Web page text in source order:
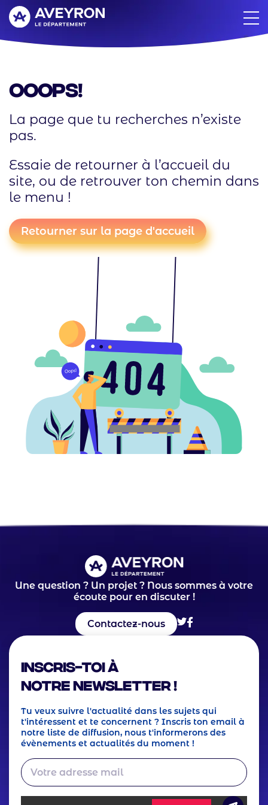
Aller
au
contenu
principal
Ooops!
La page que tu recherches n’existe
pas.
Essaie de retourner à l’accueil du
site, ou de retrouver ton chemin dans
le menu !
Retourner sur la page d'accueil
Une question ? Un projet ? Nous sommes à votre
écoute pour en discuter !
Contactez-nous
Inscris-toi à
notre Newsletter !
Tu veux suivre l'actualité dans les sujets qui
t'intéressent et te concernent ? Inscris ton email à
notre liste de diffusion, nous t'informerons des
évènements et actualités du moment !